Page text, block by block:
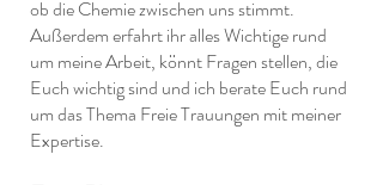
ob die Chemie zwischen uns stimmt.
Außerdem erfahrt ihr alles Wichtige rund
um meine Arbeit, könnt Fragen stellen, die
Euch wichtig sind und ich berate Euch rund
um das Thema Freie Trauungen mit meiner
Expertise.